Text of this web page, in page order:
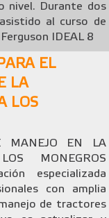
nivel. Durante dos
al curso de
IDEAL 8
EL
LA
LOS
MANEJO EN LA
MONEGROS
especializada
con amplia
de tractores